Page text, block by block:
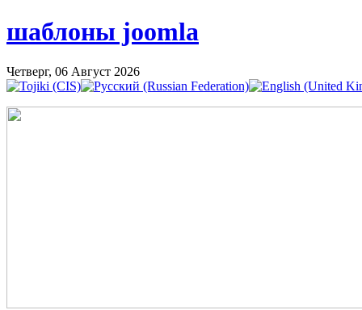
шаблоны joomla
Четверг, 06 Август 2026